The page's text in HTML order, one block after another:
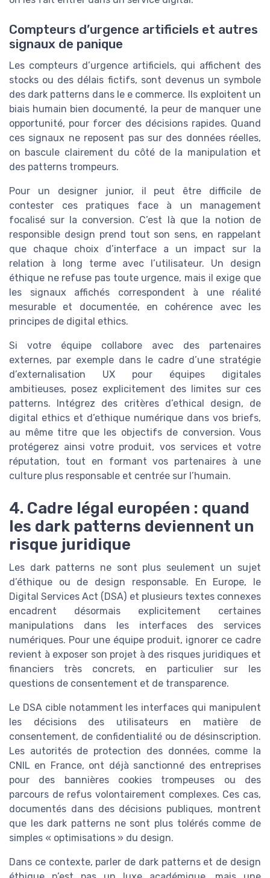
Compteurs d’urgence artificiels et autres
signaux de panique
Les compteurs d’urgence artificiels, qui affichent des
stocks ou des délais fictifs, sont devenus un symbole
des dark patterns dans le e commerce. Ils exploitent un
biais humain bien documenté, la peur de manquer une
opportunité, pour forcer des décisions rapides. Quand
ces signaux ne reposent pas sur des données réelles,
on bascule clairement du côté de la manipulation et
des patterns trompeurs.
Pour un designer junior, il peut être difficile de
contester ces pratiques face à un management
focalisé sur la conversion. C’est là que la notion de
responsible design prend tout son sens, en rappelant
que chaque choix d’interface a un impact sur la
relation à long terme avec l’utilisateur. Un design
éthique ne refuse pas toute urgence, mais il exige que
les signaux affichés correspondent à une réalité
mesurable et documentée, en cohérence avec les
principes de digital ethics.
Si votre équipe collabore avec des partenaires
externes, par exemple dans le cadre d’une stratégie
d’externalisation UX pour équipes digitales
ambitieuses, posez explicitement des limites sur ces
patterns. Intégrez des critères d’ethical design, de
digital ethics et d’ethique numérique dans vos briefs,
au même titre que les objectifs de conversion. Vous
protégerez ainsi votre produit, vos services et votre
réputation, tout en formant vos partenaires à une
culture plus responsable et centrée sur l’humain.
4. Cadre légal européen : quand
les dark patterns deviennent un
risque juridique
Les dark patterns ne sont plus seulement un sujet
d’éthique ou de design responsable. En Europe, le
Digital Services Act (DSA) et plusieurs textes connexes
encadrent désormais explicitement certaines
manipulations dans les interfaces des services
numériques. Pour une équipe produit, ignorer ce cadre
revient à exposer son projet à des risques juridiques et
financiers très concrets, en particulier sur les
questions de consentement et de transparence.
Le DSA cible notamment les interfaces qui manipulent
les décisions des utilisateurs en matière de
consentement, de confidentialité ou de désinscription.
Les autorités de protection des données, comme la
CNIL en France, ont déjà sanctionné des entreprises
pour des bannières cookies trompeuses ou des
parcours de refus volontairement complexes. Ces cas,
documentés dans des décisions publiques, montrent
que les dark patterns ne sont plus tolérés comme de
simples « optimisations » du design.
Dans ce contexte, parler de dark patterns et de design